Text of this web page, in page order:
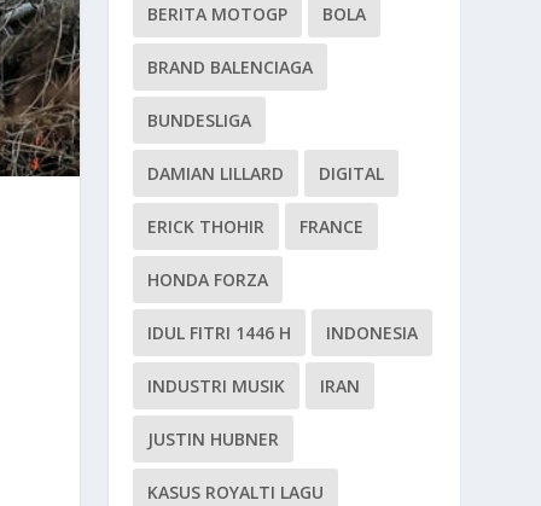
BERITA MOTOGP BOLA
BRAND BALENCIAGA
BUNDESLIGA
DAMIAN LILLARD DIGITAL
ERICK THOHIR FRANCE
HONDA FORZA
IDUL FITRI 1446 H INDONESIA
INDUSTRI MUSIK IRAN
JUSTIN HUBNER
KASUS ROYALTI LAGU